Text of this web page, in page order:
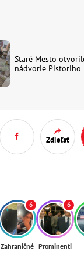
Staré Mesto
nádvorie Pistoriho
Zdieľať
6
Zahraničné
6
Prominenti